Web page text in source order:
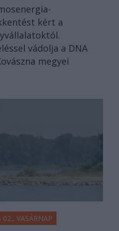
kért a
vádolja a DNA
megyei
VASÁRNAP